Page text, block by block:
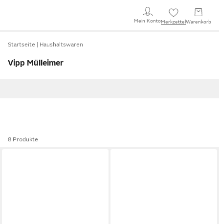
Mein KontoMerkzettel Warenkorb
Startseite Haushaltswaren
Vipp Mülleimer
8 Produkte